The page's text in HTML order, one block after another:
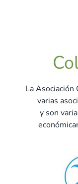
La Asociación
varias
y son